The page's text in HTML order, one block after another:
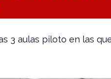
3 aulas piloto en las